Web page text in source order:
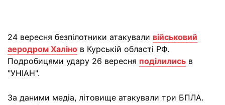
24 вересня безпілотники атакували військовий
аеродром Халіно в Курській області РФ.
Подробицями удару 26 вересня поділились в
"УНІАН".
За даними медіа, літовище атакували три БПЛА.